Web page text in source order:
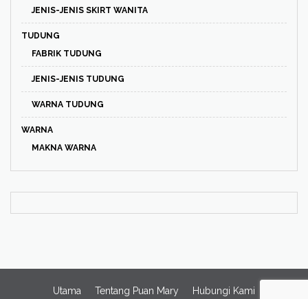
JENIS-JENIS SKIRT WANITA
TUDUNG
FABRIK TUDUNG
JENIS-JENIS TUDUNG
WARNA TUDUNG
WARNA
MAKNA WARNA
Utama Tentang Puan Mary Hubungi Kami